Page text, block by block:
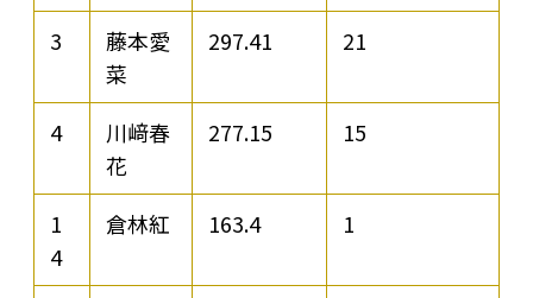
3
藤本愛
菜
297.41 21
4
川﨑春
花
277.15 15
1
4
倉林紅 163.4 1